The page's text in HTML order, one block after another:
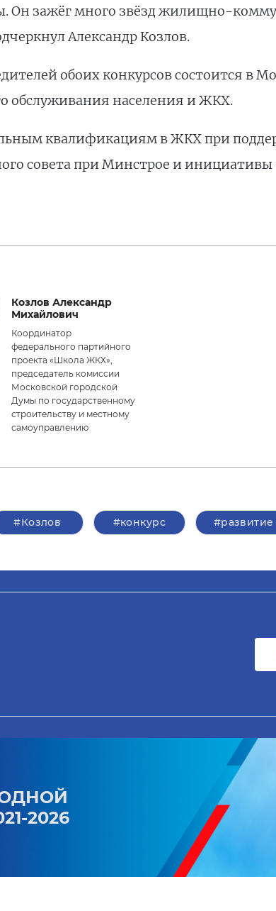
Он зажёг много звёзд жилищно-
Александр Козлов.
обоих конкурсов состоится в
обслуживания населения и ЖКХ.
квалификациям в ЖКХ при
совета при Минстрое и
Козлов Александр
Михайлович
Координатор
федерального партийного
проекта «Школа ЖКХ»,
председатель комиссии
Московской городской
Думы по государственному
строительству и местному
самоуправлению
#Козлов #конкурс #развитие
2026